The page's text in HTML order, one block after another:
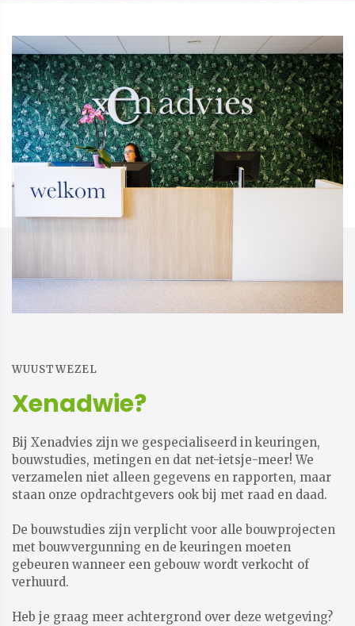
WUUSTWEZEL
Xenadwie?
Bij Xenadvies zijn we gespecialiseerd in keuringen,
bouwstudies, metingen en dat net-ietsje-meer! We
verzamelen niet alleen gegevens en rapporten, maar
staan onze opdrachtgevers ook bij met raad en daad.
De bouwstudies zijn verplicht voor alle bouwprojecten
met bouwvergunning en de keuringen moeten
gebeuren wanneer een gebouw wordt verkocht of
verhuurd.
Heb je graag meer achtergrond over deze wetgeving?